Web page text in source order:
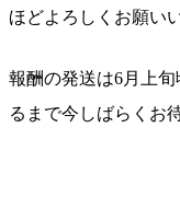
ほどよろしくお願い
報酬の発送は6月上
るまで今しばらくお